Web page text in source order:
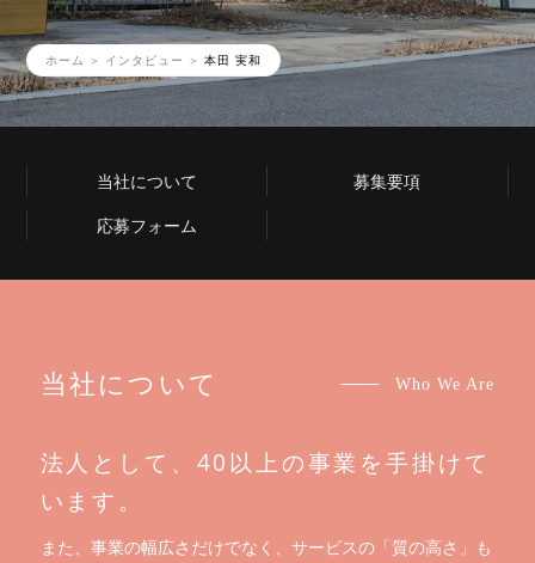
ホーム インタビュー 本田 実和
当社について
募集要項
応募フォーム
当社について Who We Are
法人として、40以上の事業を手掛けて
います。
また、事業の幅広さだけでなく、サービスの「質の高さ」も